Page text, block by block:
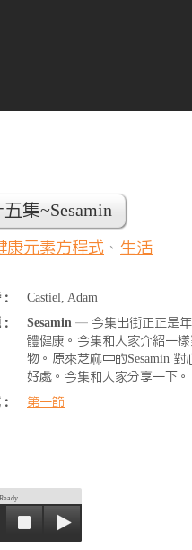
集~Sesamin
康元素方程式 、 生活
Castiel, Adam
Sesamin — 今集出街正正是
體健康。今集和大家介紹一
物。原來芝麻中的Sesamin
好處。今集和大家分享一下。
第一節
Ready